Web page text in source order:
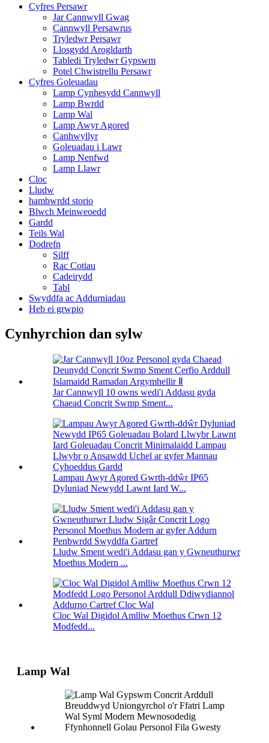
Cyfres Persawr
Jar Cannwyll Gwag
Cannwyll Persawrus
Tryledwr Persawr
Llosgydd Arogldarth
Tabledi Tryledwr Gypswm
Potel Chwistrellu Persawr
Cyfres Goleuadau
Lamp Cynhesydd Cannwyll
Lamp Bwrdd
Lamp Wal
Lamp Awyr Agored
Canhwyllyr
Goleuadau i Lawr
Lamp Nenfwd
Lamp Llawr
Cloc
Lludw
hambwrdd storio
Blwch Meinweoedd
Gardd
Teils Wal
Dodrefn
Silff
Rac Cotiau
Cadeirydd
Tabl
Swyddfa ac Addurniadau
Heb ei grwpio
Cynhyrchion dan sylw
Jar Cannwyll 10 owns wedi'i Addasu gyda
Chaead Concrit Swmp Sment...
Lampau Awyr Agored Gwrth-ddŵr IP65
Dyluniad Newydd Lawnt Iard W...
Lludw Sment wedi'i Addasu gan y Gwneuthurwr
Moethus Modern ...
Cloc Wal Digidol Amlliw Moethus Crwn 12
Modfedd...
Lamp Wal